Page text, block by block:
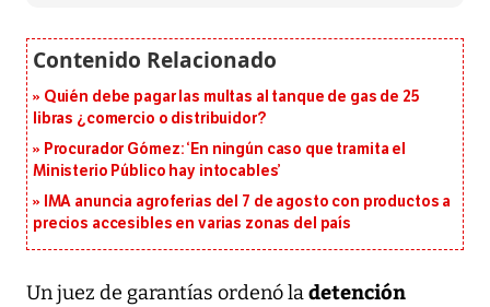
Quién debe pagar las multas al tanque de gas de 25
libras ¿comercio o distribuidor?
Procurador Gómez: ‘En ningún caso que tramita el
Ministerio Público hay intocables’
IMA anuncia agroferias del 7 de agosto con productos a
precios accesibles en varias zonas del país
Un juez de garantías ordenó ladetención